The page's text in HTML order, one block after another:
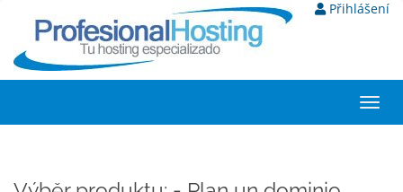
Přihlášení